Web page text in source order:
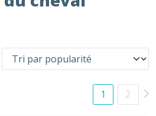
1 2